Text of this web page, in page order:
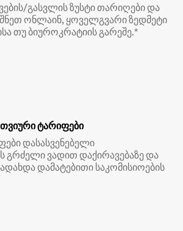
გასვლის ზუსტი თარიღები და
ონლაინ, ყოველგვარი ზედმეტი
თუ ბიუროკრატიის გარეშე.*
ტარიფები
დასასვენებელი
გრძელი ვადით დაქირავებაზე და
დამატებითი საკომისიოების